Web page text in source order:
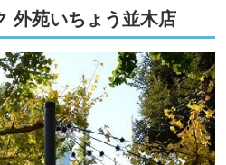
外苑いちょう並木店